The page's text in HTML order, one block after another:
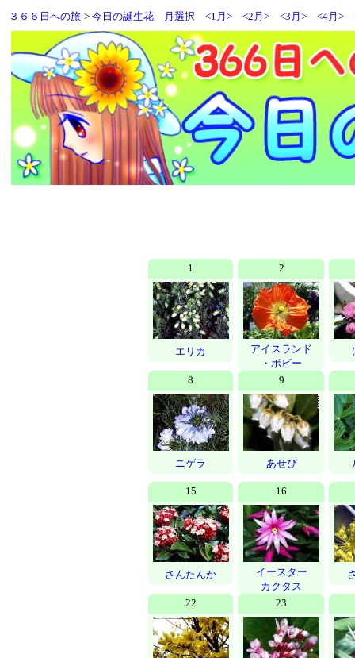
３６６日への旅 > 今日の誕生花 月選択 <1月> <2月> <3月> <4月>
1
エリカ
2
アイスランド
・ボビー
8
ニゲラ
9
あせび
15
さんたんか
16
イースター
カクタス
22 23